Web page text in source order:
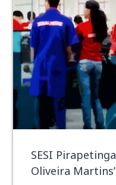
SESI
Oliveira